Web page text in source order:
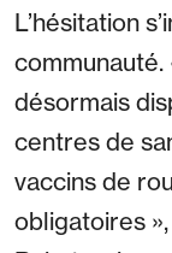
L’hésitation
communauté.
désormais
centres de
vaccins de
obligatoires